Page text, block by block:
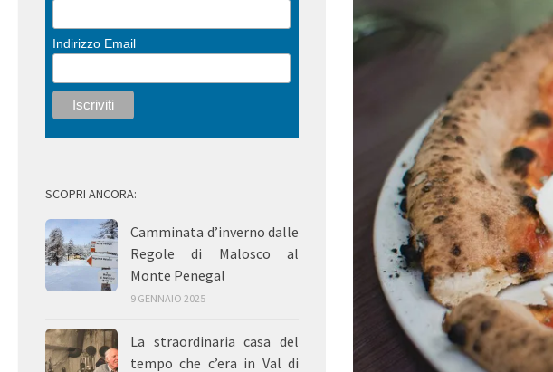
Indirizzo Email
SCOPRI ANCORA:
Camminata d’inverno dalle
Regole di Malosco al
Monte Penegal
9 GENNAIO 2025
La straordinaria casa del
tempo che c’era in Val di